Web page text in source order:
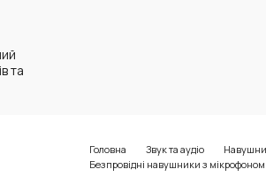
Головна Звук та аудіо
Безпровідні навушники з мікрофоном